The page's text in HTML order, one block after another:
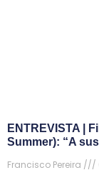
ENTREVISTA |
Summer): “A
Francisco Pereira